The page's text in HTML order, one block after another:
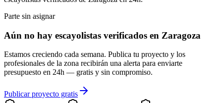
Parte sin asignar
Aún no hay escayolistas verificados en Zaragoza
Estamos creciendo cada semana. Publica tu proyecto y los
profesionales de la zona recibirán una alerta para enviarte
presupuesto en 24h — gratis y sin compromiso.
Publicar proyecto gratis